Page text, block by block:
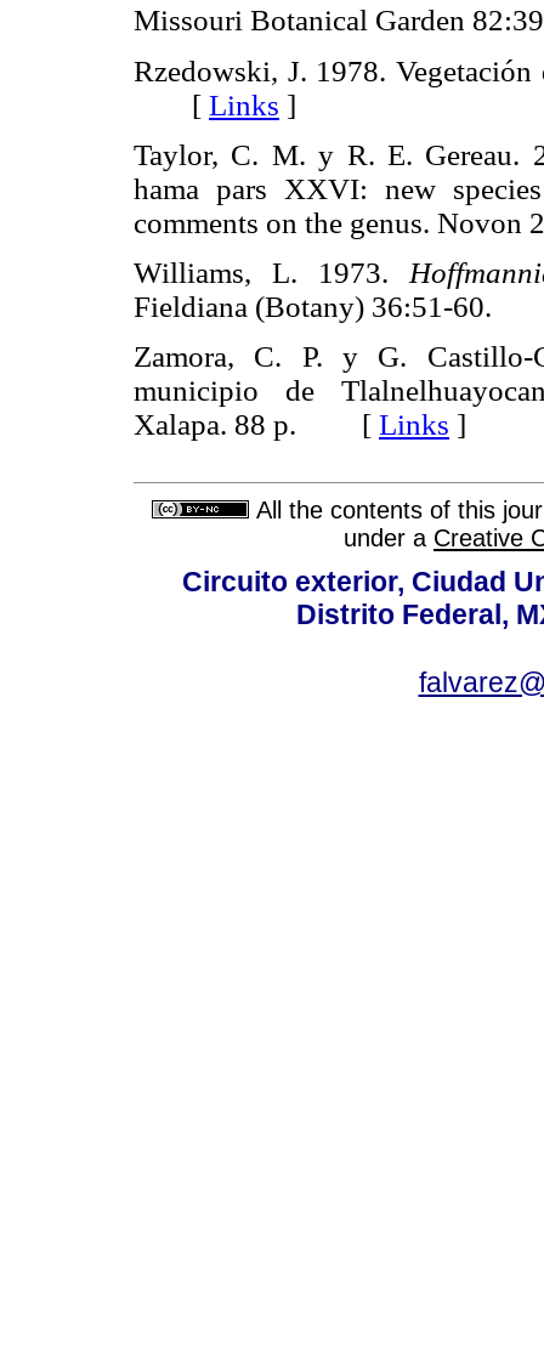
Missouri Botanical Garden
Rzedowski, J. 1978.
[ Links ]
Taylor, C. M. y R. E. Gereau.
hama pars XXVI: new
comments on the genus.
Williams, L. 1973.
Fieldiana (Botany) 36:51-
Zamora, C. P. y G. Castillo-
municipio de
Xalapa. 88 p. [ Links ]
All the contents of this
under a Creative
Circuito exterior, Ciudad
Distrito Federal,